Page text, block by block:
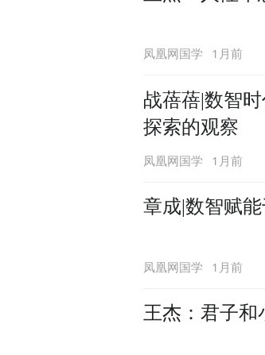
凤凰网国学 1月前
战蓓蓓|数智
探索的观察
凤凰网国学 1月前
章成|数智赋
凤凰网国学 1月前
王杰：君子和